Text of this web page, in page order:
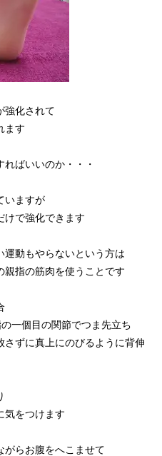
強化されて
ます
ばいいのか・・・
いますが
けで強化できます
運動もやらないという方は
親指の筋肉を使うことです
一個目の関節でつま先立ち
ずに真上にのびるように背伸
気をつけます
がらお腹をへこませて